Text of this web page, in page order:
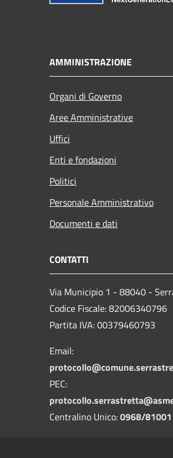
AMMINISTRAZIONE
Organi di Governo
Aree Amministrative
Uffici
Enti e fondazioni
Politici
Personale Amministrativo
Documenti e dati
CONTATTI
Via Municipio 1 - 88040 -
Codice Fiscale: 82006340796
Partita IVA: 00379460793
Email:
PEC:
Centralino Unico:0968/81001